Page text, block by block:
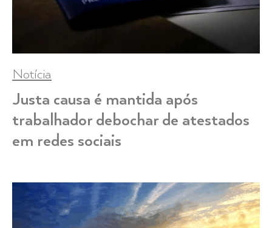
Notícia
Justa causa é mantida após
trabalhador debochar de atestados
em redes sociais